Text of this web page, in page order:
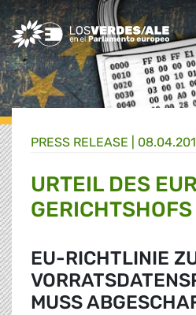
Greens/EFA Home
PRESS RELEASE |
URTEIL DES
GERICHTSHOFS
EU-RICHTLINIE
MUSS